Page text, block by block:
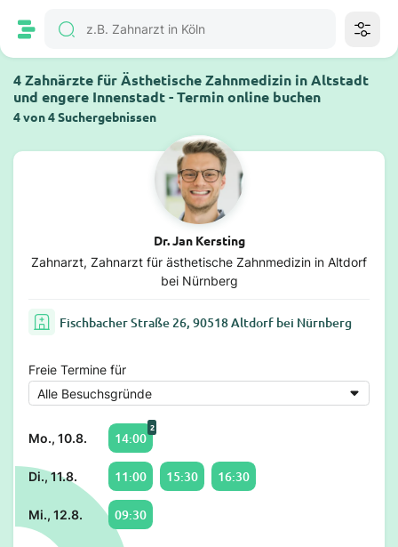
4 Zahnärzte für Ästhetische Zahnmedizin in Altstadt
und engere Innenstadt - Termin online buchen
4 von 4 Suchergebnissen
Dr. Jan Kersting
Zahnarzt, Zahnarzt für ästhetische Zahnmedizin in Altdorf
bei Nürnberg
Fischbacher Straße 26, 90518 Altdorf bei Nürnberg
Freie Termine für
Mo., 10.8. 14:00
2
Di., 11.8. 11:00 15:30 16:30
Mi., 12.8. 09:30